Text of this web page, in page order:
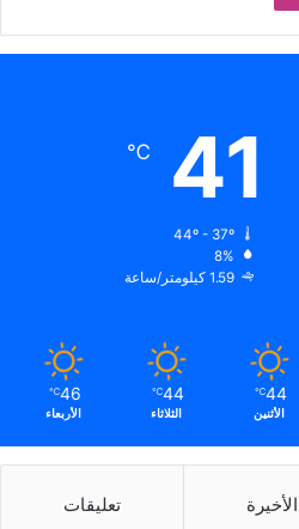
41
℃
8%
1.59 كيلومتر/ساعة
44
℃
الأثنين
44
℃
الثلاثاء
46
℃
الأربعاء
الأخيرة تعليقات